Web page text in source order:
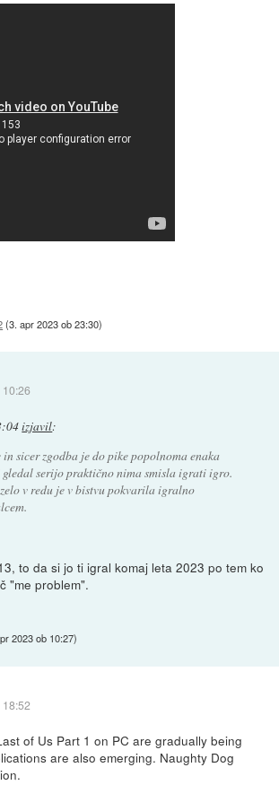
(3. apr 2023 ob 23:30)
izjavil:
in sicer zgodba je do pike popolnoma enaka
gledal serijo praktično nima smisla igrati igro.
v redu je v bistvu pokvarila igralno
to da si jo ti igral komaj leta 2023 po tem ko
"me problem".
2023 ob 10:27)
of Us Part 1 on PC are gradually being
are also emerging. Naughty Dog